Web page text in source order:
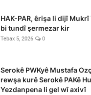
HAK-PAR, êrişa li dijî
bi tundî şermezar kir
Tebax 5, 2026 0
Serokê PWKyê Mustafa
rewşa kurê Serokê PAKê
Yezdanpena li gel wî axivî